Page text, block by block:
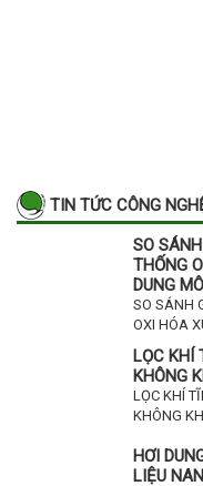
TIN TỨC CÔNG
SO
THỐNG
DUNG
SO SÁNH
OXI HÓA
LỌC KHÍ
KHÔNG
LỌC KHÍ
KHÔNG
HƠI
LIỆU